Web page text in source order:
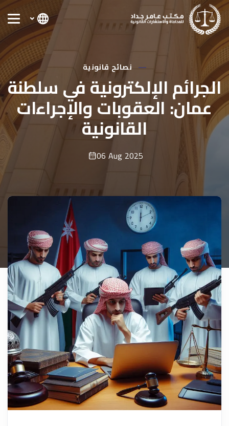
نصائح قانونية
الجرائم الإلكترونية في سلطنة
عمان: العقوبات والإجراءات
القانونية
06 Aug 2025